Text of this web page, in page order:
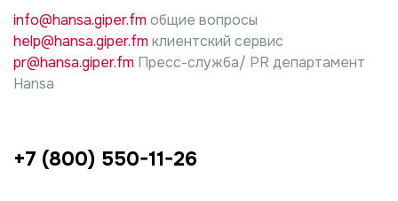
+7 (800) 550-11-26
info@hansa.giper.fm общие вопросы
help@hansa.giper.fm клиентский сервис
pr@hansa.giper.fm Пресс-служба/ PR департамент
Hansa